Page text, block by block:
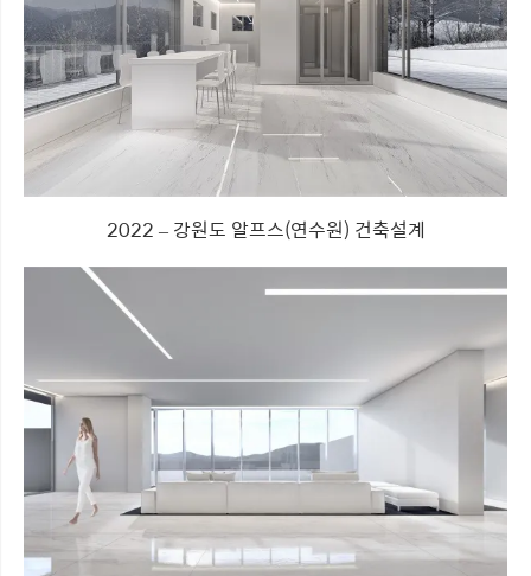
2022 – 강원도 알프스(연수원) 건축설계